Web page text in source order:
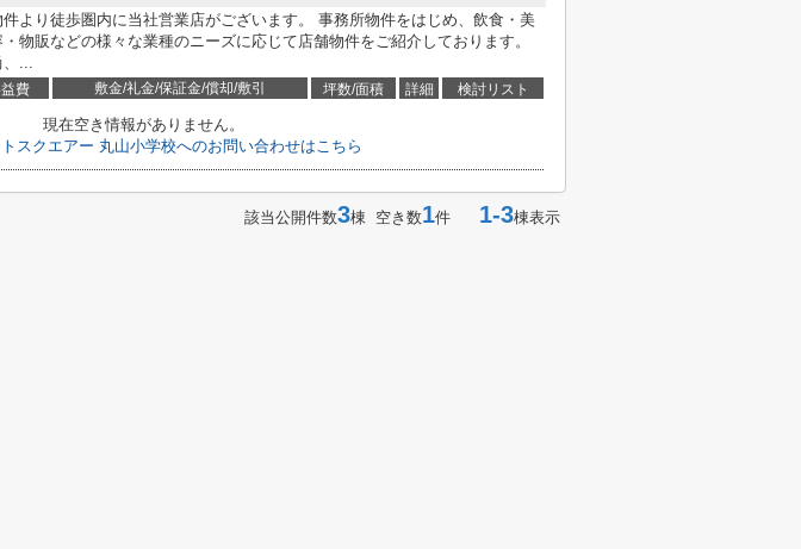
件より徒歩圏内に当社営業店がございます。 事務所物件をはじめ、飲食・美
・物販などの様々な業種のニーズに応じて店舗物件をご紹介しております。
、...
費 敷金/礼金/保証金/償却/敷引 坪数/面積 詳細 検討リスト
現在空き情報がありません。
スクエアー 丸山小学校へのお問い合わせはこちら
該当公開件数3棟 空き数1件 1-3棟表示